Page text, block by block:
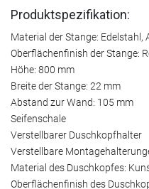
Produktspezifikation:
Material der Stange: Edelstahl,
Oberflächenfinish der Stange:
Höhe: 800 mm
Breite der Stange: 22 mm
Abstand zur Wand: 105 mm
Seifenschale
Verstellbarer Duschkopfhalter
Verstellbare
Material des Duschkopfes:
Oberflächenfinish des